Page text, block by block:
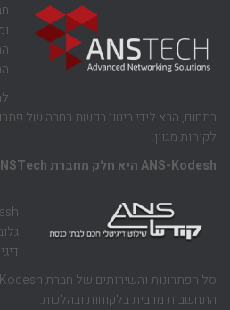
בתחום, הבא לידי ביטוי בקשת רחבה של
לקוחות מגוון.
ANS-Kodesh היא חלק מחברת ANSTech.
התחשבות מרבית בלקוחות ובהלכות.